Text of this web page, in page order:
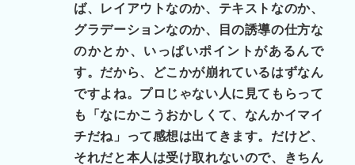
ば、レイアウトなのか、テキストなのか、
グラデーションなのか、目の誘導の仕方な
のかとか、いっぱいポイントがあるんで
す。だから、どこかが崩れているはずなん
ですよね。プロじゃない人に見てもらって
も「なにかこうおかしくて、なんかイマイ
チだね」って感想は出てきます。だけど、
それだと本人は受け取れないので、きちん